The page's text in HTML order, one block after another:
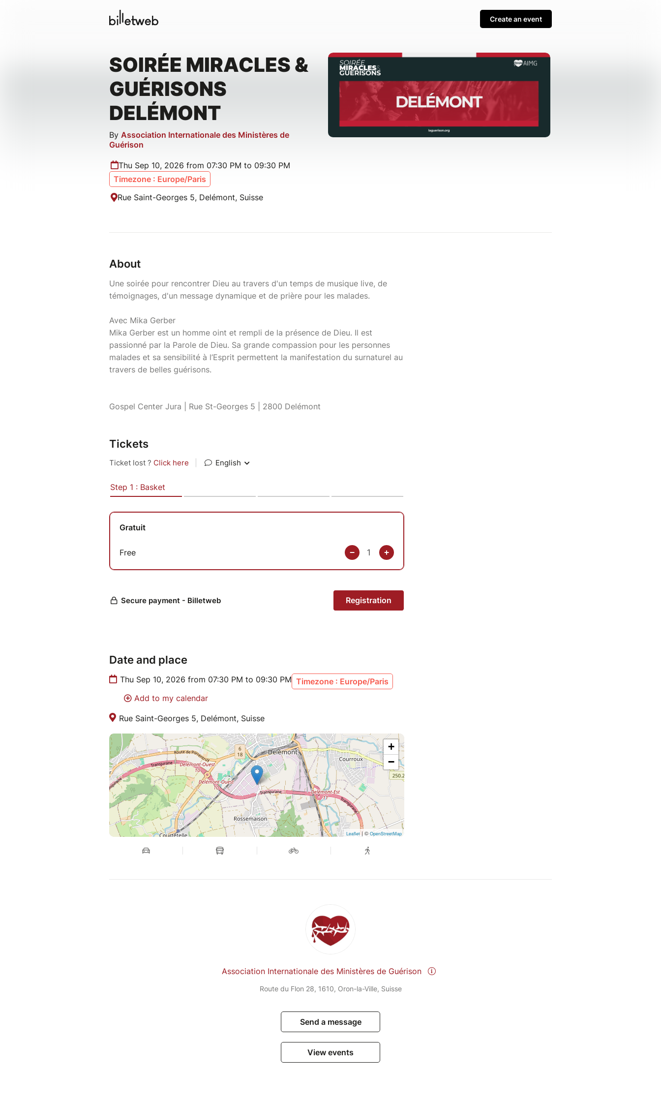
Create an event
SOIRÉE MIRACLES &
GUÉRISONS
DELÉMONT
By Association Internationale des Ministères de
Guérison
Thu Sep 10, 2026 from 07:30 PM to 09:30 PM
Timezone : Europe/Paris
Rue Saint-Georges 5, Delémont, Suisse
About
Une soirée pour rencontrer Dieu au travers d'un temps de musique live, de
témoignages, d'un message dynamique et de prière pour les malades.
Avec Mika Gerber
Mika Gerber est un homme oint et rempli de la présence de Dieu. Il est
passionné par la Parole de Dieu. Sa grande compassion pour les personnes
malades et sa sensibilité à l’Esprit permettent la manifestation du surnaturel au
travers de belles guérisons.
Gospel Center Jura | Rue St-Georges 5 | 2800 Delémont
Tickets
Date and place
Thu Sep 10, 2026 from 07:30 PM to 09:30 PM Timezone : Europe/Paris
Add to my calendar
Rue Saint-Georges 5, Delémont, Suisse
+
−
Leaflet| © OpenStreetMap
Association Internationale des Ministères de Guérison
Route du Flon 28, 1610, Oron-la-Ville, Suisse
Send a message
View events